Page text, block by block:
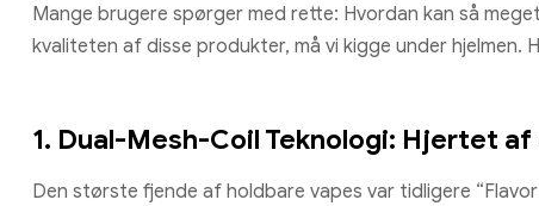
Mange brugere spørger med rette: Hvordan kan så
kvaliteten af disse produkter, må vi kigge under hjelmen.
1. Dual-Mesh-Coil Teknologi: Hjertet
Den største fjende af holdbare vapes var tidligere